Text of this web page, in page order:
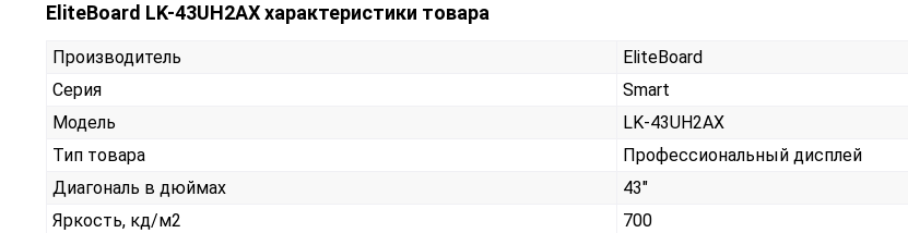
EliteBoard LK-43UH2AX характеристики товара
Производитель
EliteBoard
Серия
Smart
Модель
LK-43UH2AX
Тип товара
Профессиональный дисплей
Диагональ в дюймах
43"
Яркость, кд/м2
700